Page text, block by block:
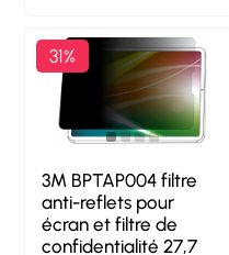
31%
3M BPTAP004 filtre
anti-reflets pour
écran et filtre de
confidentialité 27,7